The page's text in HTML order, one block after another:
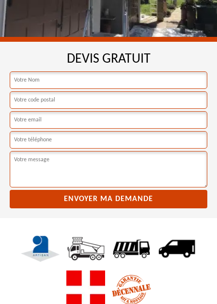
DEVIS GRATUIT